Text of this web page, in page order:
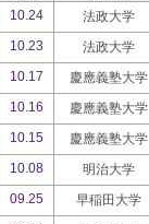
10.24 法政大学
10.23
法政大学
10.17
慶應義塾大学
10.16
慶應義塾大学
10.15
慶應義塾大学
10.08
明治大学
09.25
早稲田大学